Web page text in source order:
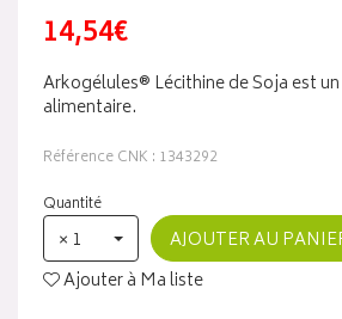
14,54€
Arkogélules® Lécithine de Soja est
alimentaire.
Référence CNK : 1343292
Quantité
× 1
AJOUTER AU
Ajouter à Ma liste